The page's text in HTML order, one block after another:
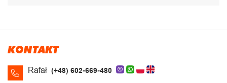
KONTAKT
Rafał (+48) 602-669-480